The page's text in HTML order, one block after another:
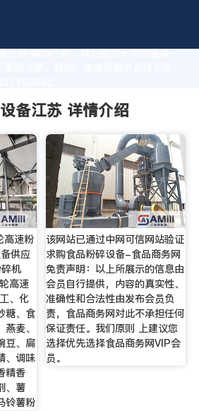
江苏 制造厂家，我们致力于为您量身
统方案。获取厂家直销报价及技术支
备江苏 详情介绍
速粉
供应
机
高速
、化
糖、食
麦、
豆、扁
、调味
精香
、薯
铃薯粉
该网站已通过中网可信网站验证
求购食品粉碎设备-食品商务网
免责声明：以上所展示的信息由
会员自行提供，内容的真实性、
准确性和合法性由发布会员负
责，食品商务网对此不承担任何
保证责任。我们原则 上建议您
选择优先选择食品商务网VIP会
员。